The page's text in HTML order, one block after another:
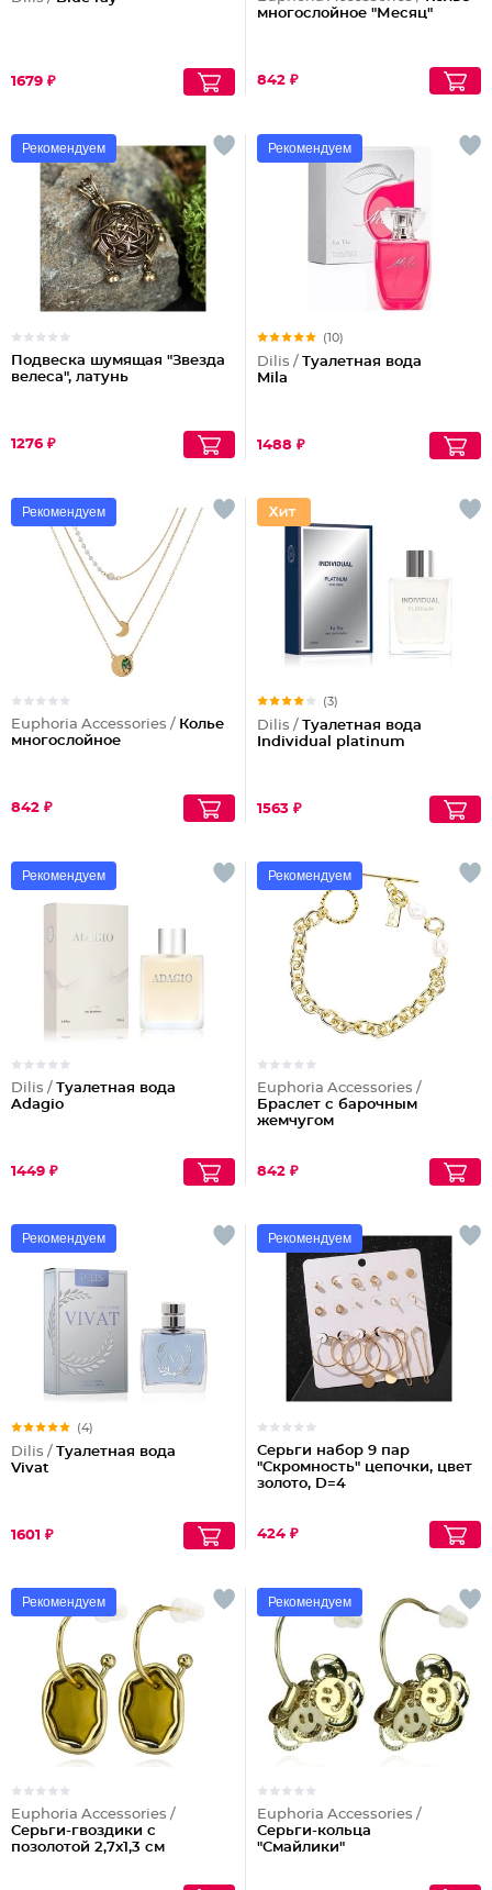
1679 ₽
многослойное "Месяц"
842 ₽
Рекомендуем
Подвеска шумящая "Звезда
велеса", латунь
1276 ₽
Рекомендуем
(10)
Dilis / Туалетная вода
Mila
1488 ₽
Рекомендуем
Euphoria Accessories / Колье
многослойное
842 ₽
(3)
Dilis / Туалетная вода
Individual platinum
1563 ₽
Рекомендуем
Dilis / Туалетная вода
Adagio
1449 ₽
Рекомендуем
Euphoria Accessories /
Браслет с барочным
жемчугом
842 ₽
Рекомендуем
(4)
Dilis / Туалетная вода
Vivat
1601 ₽
Рекомендуем
Серьги набор 9 пар
"Скромность" цепочки, цвет
золото, D=4
424 ₽
Рекомендуем
Euphoria Accessories /
Серьги-гвоздики с
позолотой 2,7x1,3 см
Рекомендуем
Euphoria Accessories /
Серьги-кольца
"Смайлики"